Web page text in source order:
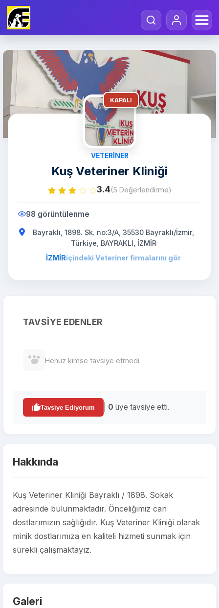
KAPALI
VETERINER
Kuş Veteriner Kliniği
3.4(5 Değerlendirme)
98 görüntülenme
Bayraklı, 1898. Sk. no:3/A, 35530 Bayraklı/İzmir,
Türkiye, BAYRAKLI, İZMİR
İZMİRiçindeki Veteriner firmalarını gör
TAVSIYE EDENLER
Henüz kimse tavsiye etmedi.
Tavsiye Ediyorum 0 üye tavsiye etti.
Hakkında
Kuş Veteriner Kliniği Bayraklı / 1898. Sokak
adresinde bulunmaktadır. Önceliğimiz can
dostlarımızın sağlığıdır. Kuş Veteriner Kliniği olarak
minik dostlarımıza en kaliteli hizmeti sunmak için
sürekli çalışmaktayız.
Galeri